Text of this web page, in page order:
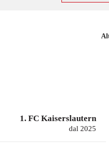
il Greuther Fürth.
2025, Asta ha
contro l'Hannover il 3
1. FC Kaiserslautern
dal 2025